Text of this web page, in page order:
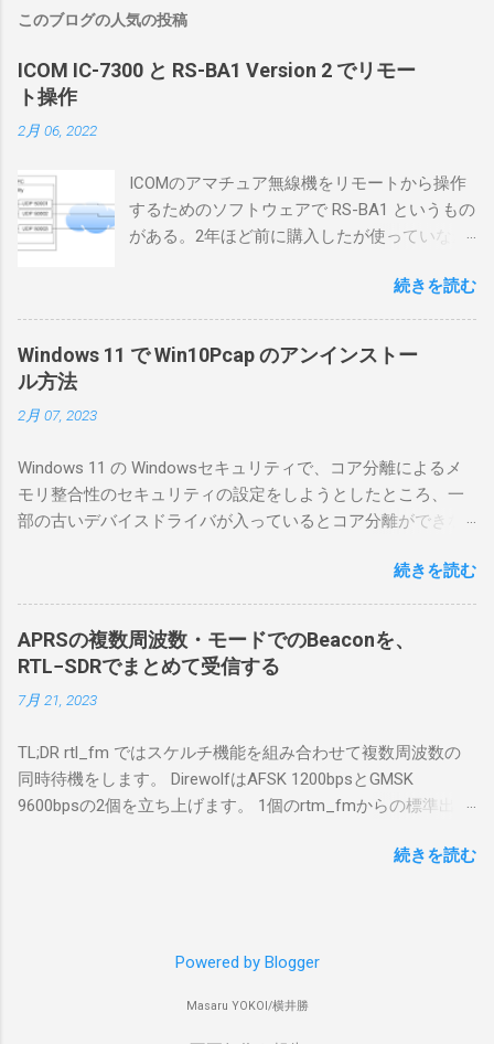
このブログの人気の投稿
ICOM IC-7300 と RS-BA1 Version 2 でリモー
ト操作
2月 06, 2022
ICOMのアマチュア無線機をリモートから操作
するためのソフトウェアで RS-BA1 というもの
がある。2年ほど前に購入したが使っていなか
としているので、リモートから操作できる無
線局構築のために、真面目に使ってみること
にした。 市販のソフトウェアだから簡単に動
くだろうと思ったのだが、ちっともそんなに
合は、下記のこれらものが必要である ICOMの
無線機。 今回は私が持っているIC-7300を使
う。 無線機側(サーバ側) のWindows PC。 今
を入れて使っている。 TPMとか入っているの
でBitLockerのDisk暗号化もでき、遠隔地で盗難
にあってもデータ流出の危険性が少ないかな
と思って。 操作側 (クライアント側) の
を使った交信を行うならば、相応なマイクな
ど。 そして、リモート操作を行うソフトウェ
アであるRS-BA1。 RS-BA1はサーバ側・クラ
イアント側の両方にインストールする。 私の
理解した無線機からサーバPC、クライアント
コンとつながり、CI-Vでのコマンドが交換で
変調音を送受信できるようになっている。 無
続きを読む
Windows 11 で Win10Pcap のアンインストー
ル方法
2月 07, 2023
Windows 11 の Windowsセキュリティで、コア分離によるメ
モリ整合性のセキュリティの設定をしようとしたところ、一
部の古いデバイスドライバが入っているとコア分離ができな
で利用する Win10Pcap.sys が入っているためにコア分離がで
きないとエラーが出ておりました。 アンインストールのプロ
グラムなどを走らせてもアンインストールできなかったの
で、どのように実行すればよいのか調べながら実施しまし
た。結論としては pnputil というコマンドを用いればよかった
です。 まずは管理者権限でTerminalを実行します。
PowerShellが起動しました。 適当なファイルに、現在インス
トールされているドライバを書き出す。 pnputil /enum-
drivers > inf.txt # 上記のファイルから win10pcap を探し出す
開名が oem131.inf であるとわかりました。 公開名:
ョン: 10/08/2015 10.2.0.5002 署名者名: Microsoft Windows
Hardware Compatibility Publisher 今回の場合は oem131.inf が
続きを読む
APRSの複数周波数・モードでのBeaconを、
RTL−SDRでまとめて受信する
7月 21, 2023
TL;DR rtl_fm ではスケルチ機能を組み合わせて複数周波数の
同時待機をします。 DirewolfはAFSK 1200bpsとGMSK
9600bpsの2個を立ち上げます。 1個のrtm_fmからの標準出力
す。 コマンドはこのようになりました。 #!/bin/bash
B 1200 - | logger -t direwolf1)| \ direwolf -c "$direwolf_conf" -r
トリにおいてある direwolf.conf の中身は、このようになって
続きを読む
Powered by Blogger
Masaru YOKOI/横井勝